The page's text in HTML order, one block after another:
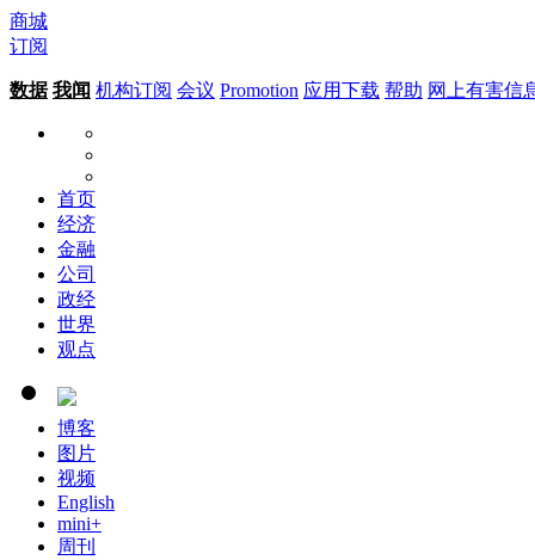
商城
订阅
数据 我闻 机构订阅 会议 Promotion 应用下载 帮助 网上有害信
首页
经济
金融
公司
政经
世界
观点
博客
图片
视频
English
mini+
周刊